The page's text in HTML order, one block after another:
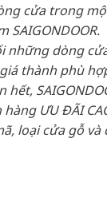
cửa trong
những dòng
thành phù
ƯU ĐÃI
loại cửa gỗ và